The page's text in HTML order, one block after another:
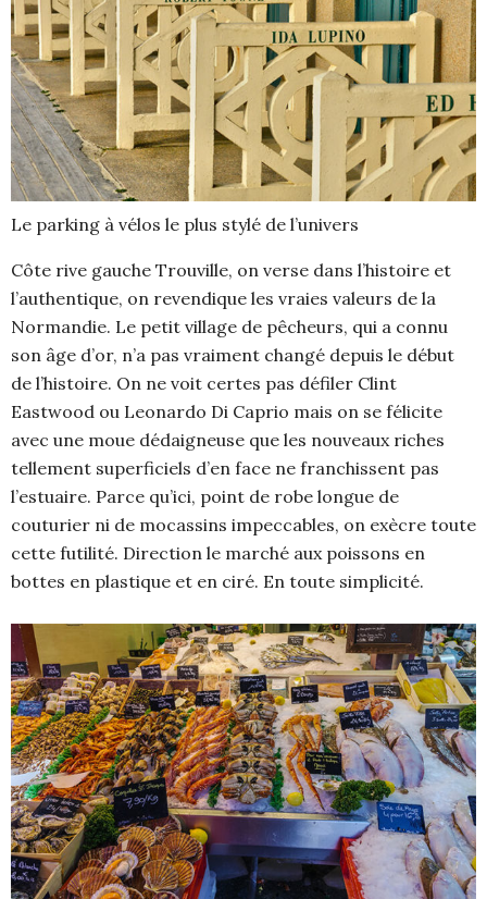
Le parking à vélos le plus stylé de l’univers
Côte rive gauche Trouville, on verse dans l’histoire et
l’authentique, on revendique les vraies valeurs de la
Normandie. Le petit village de pêcheurs, qui a connu
son âge d’or, n’a pas vraiment changé depuis le début
de l’histoire. On ne voit certes pas défiler Clint
Eastwood ou Leonardo Di Caprio mais on se félicite
avec une moue dédaigneuse que les nouveaux riches
tellement superficiels d’en face ne franchissent pas
l’estuaire. Parce qu’ici, point de robe longue de
couturier ni de mocassins impeccables, on exècre toute
cette futilité. Direction le marché aux poissons en
bottes en plastique et en ciré. En toute simplicité.